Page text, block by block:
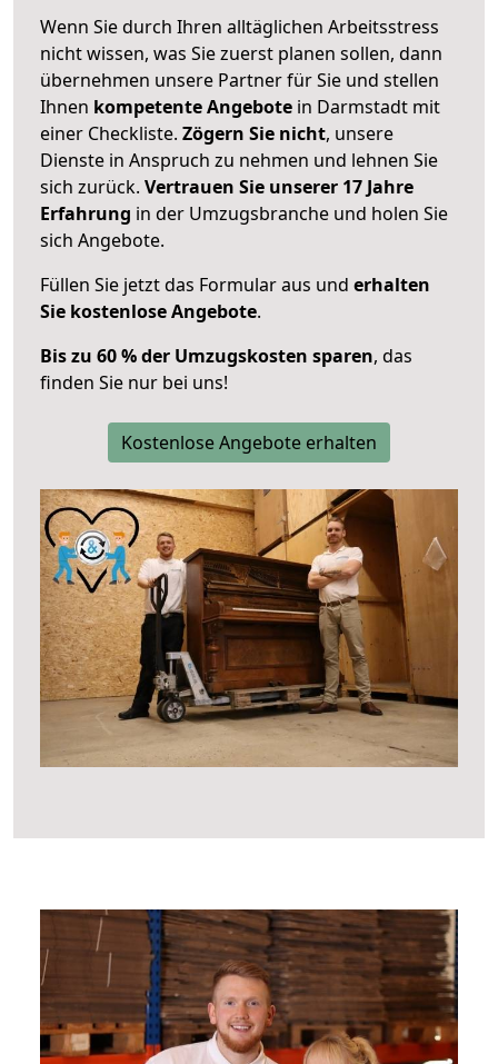
Wenn Sie durch Ihren alltäglichen Arbeitsstress
nicht wissen, was Sie zuerst planen sollen, dann
übernehmen unsere Partner für Sie und stellen
Ihnen kompetente Angebote in Darmstadt mit
einer Checkliste. Zögern Sie nicht, unsere
Dienste in Anspruch zu nehmen und lehnen Sie
sich zurück. Vertrauen Sie unserer 17 Jahre
Erfahrung in der Umzugsbranche und holen Sie
sich Angebote.
Füllen Sie jetzt das Formular aus und erhalten
Sie kostenlose Angebote.
Bis zu 60 % der Umzugskosten sparen, das
finden Sie nur bei uns!
Kostenlose Angebote erhalten